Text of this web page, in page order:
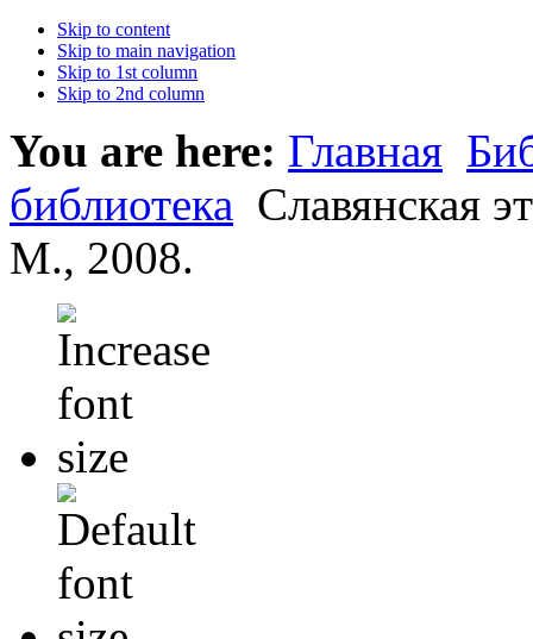
Skip to content
Skip to main navigation
Skip to 1st column
Skip to 2nd column
You are here: Главная
библиотека Славянская
М., 2008.